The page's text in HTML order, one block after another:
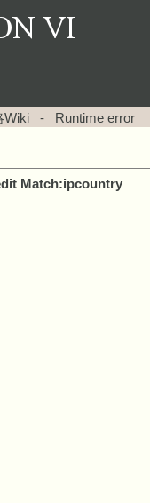
Wiki - Runtime error |
Match:ipcountry